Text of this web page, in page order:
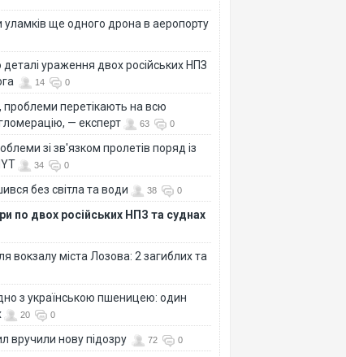
ще одного дрона в аеропорту
ураження двох російських НПЗ
14 0
проблеми перетікають на всю
— експерт
63 0
зі зв'язком пролетів поряд із
34 0
без світла та води 38 0
по двох російських НПЗ та суднах
вокзалу міста Лозова: 2 загиблих та
з українською пшеницею: один
20 0
вручили нову підозру 72 0